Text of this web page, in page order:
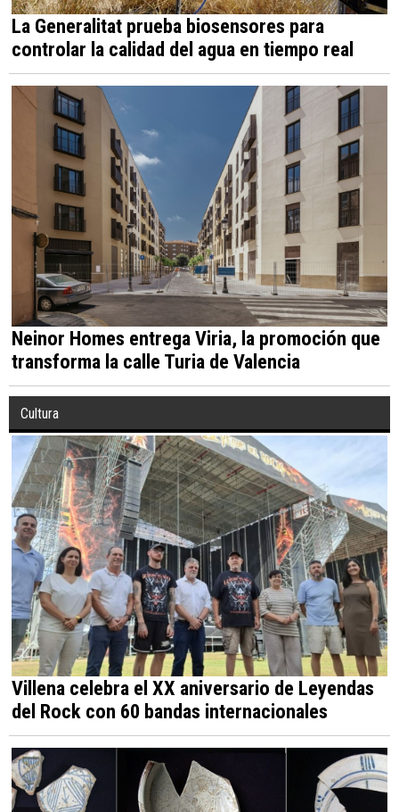
La Generalitat prueba biosensores para
controlar la calidad del agua en tiempo real
Neinor Homes entrega Viria, la promoción que
transforma la calle Turia de Valencia
Cultura
Villena celebra el XX aniversario de Leyendas
del Rock con 60 bandas internacionales